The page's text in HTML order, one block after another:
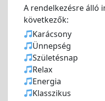
A rendelkezésre álló
következők:
Karácsony
Ünnepség
Születésnap
Relax
Energia
Klasszikus